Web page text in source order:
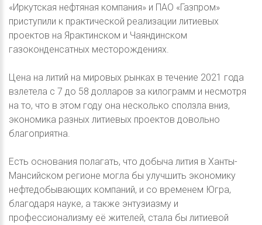
«Иркутская нефтяная компания» и ПАО «Газпром»
приступили к практической реализации литиевых
проектов на Ярактинском и Чаяндинском
газоконденсатных месторождениях.
Цена на литий на мировых рынках в течение 2021 года
взлетела с 7 до 58 долларов за килограмм и несмотря
на то, что в этом году она несколько сползла вниз,
экономика разных литиевых проектов довольно
благоприятна.
Есть основания полагать, что добыча лития в Ханты-
Мансийском регионе могла бы улучшить экономику
нефтедобывающих компаний, и со временем Югра,
благодаря науке, а также энтузиазму и
профессионализму её жителей, стала бы литиевой